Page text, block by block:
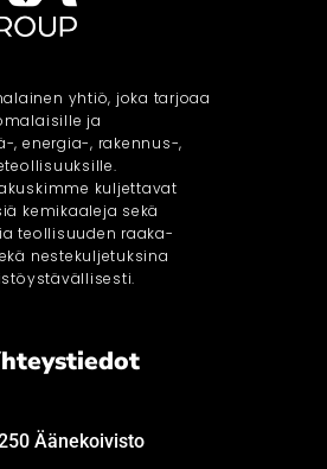
yhtiö, joka tarjoaa
ja
, energia-, rakennus-,
kuljettavat
kemikaaleja sekä
teollisuuden raaka-
nestekuljetuksina
Äänekoivisto